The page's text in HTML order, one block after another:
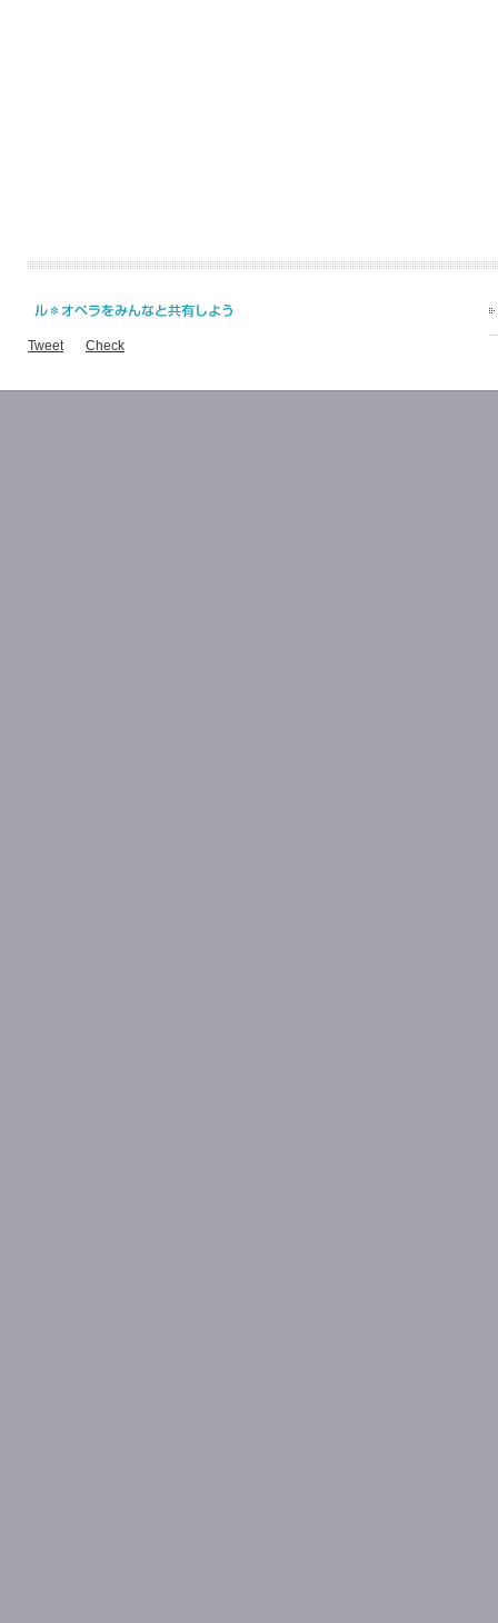
Tweet Check